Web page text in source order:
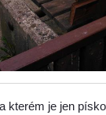
kterém je jen